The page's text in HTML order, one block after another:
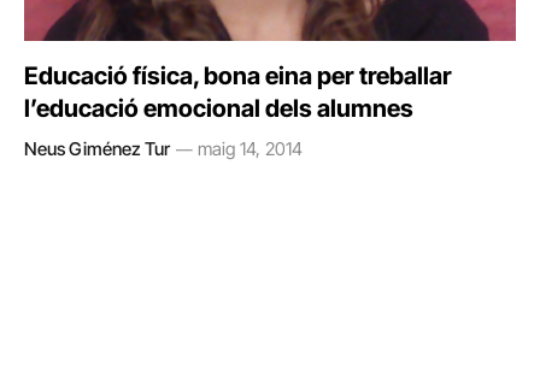
Educació física, bona eina per treballar
l’educació emocional dels alumnes
Neus Giménez Tur maig 14, 2014